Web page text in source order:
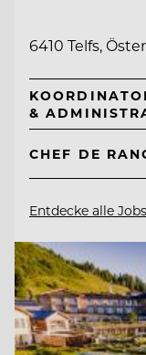
6410 Telfs,
&
CHEF DE
Entdecke alle Jobs